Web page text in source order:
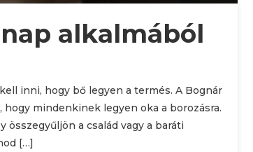
alkalmából
inni, hogy bő legyen a termés. A Bognár
mindenkinek legyen oka a borozásra.
összegyűljön a család vagy a baráti
[…]